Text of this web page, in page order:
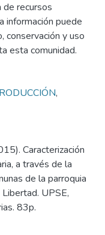
de recursos
información puede
conservación y uso
esta comunidad.
,
Caracterización
a través de la
de la parroquia
Libertad. UPSE,
83p.